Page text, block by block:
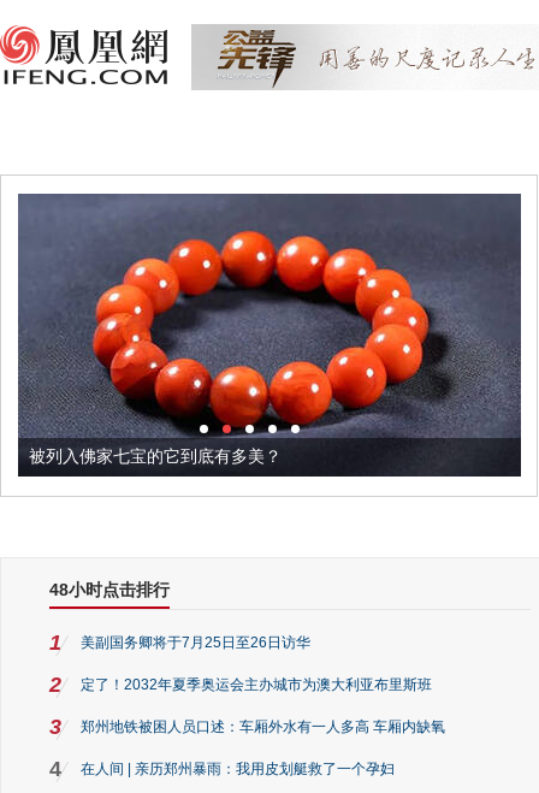
被列入佛家七宝的它到底有多美？
48小时点击排行
1 美副国务卿将于7月25日至26日访华
2 定了！2032年夏季奥运会主办城市为澳大利亚布里斯班
3 郑州地铁被困人员口述：车厢外水有一人多高 车厢内缺氧
4 在人间 | 亲历郑州暴雨：我用皮划艇救了一个孕妇